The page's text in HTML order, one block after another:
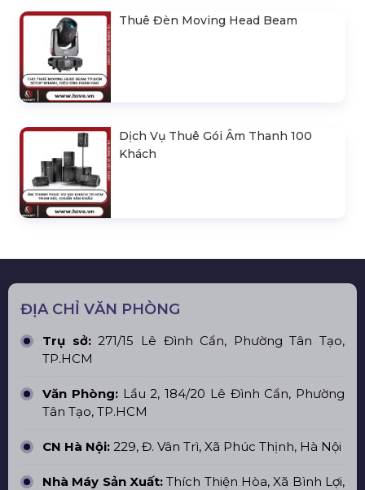
Thuê Đèn Moving Head Beam
Dịch Vụ Thuê Gói Âm Thanh 100
Khách
ĐỊA CHỈ VĂN PHÒNG
Trụ sở:271/15 Lê Đình Cẩn, Phường Tân Tạo,
TP.HCM
Văn Phòng:Lầu 2, 184/20 Lê Đình Cẩn, Phường
Tân Tạo, TP.HCM
CN Hà Nội: 229, Đ. Vân Trì, Xã Phúc Thịnh, Hà Nội
Nhà Máy Sản Xuất: Thích Thiện Hòa, Xã Bình Lợi,